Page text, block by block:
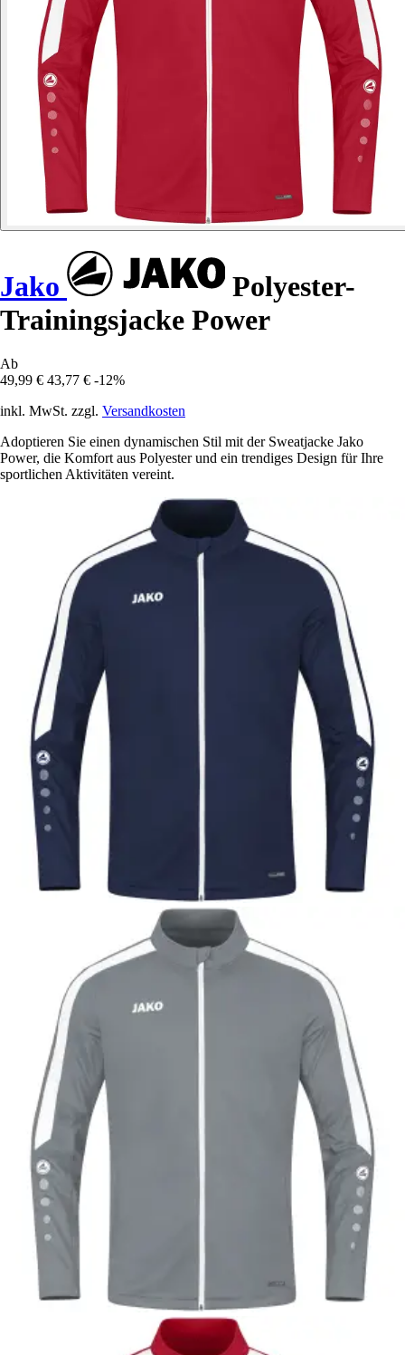
Jako
Polyester-
Trainingsjacke Power
Ab
49,99 € 43,77 € -12%
inkl. MwSt. zzgl. Versandkosten
Adoptieren Sie einen dynamischen Stil mit der Sweatjacke Jako
Power, die Komfort aus Polyester und ein trendiges Design für Ihre
sportlichen Aktivitäten vereint.